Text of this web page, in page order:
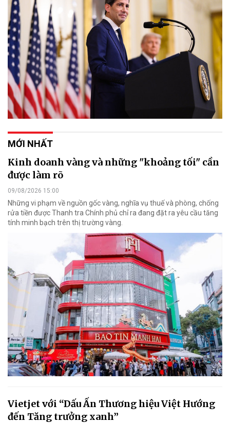
MỚI NHẤT
Kinh doanh vàng và những "khoảng tối" cần
được làm rõ
09/08/2026 15:00
Những vi phạm về nguồn gốc vàng, nghĩa vụ thuế và phòng, chống
rửa tiền được Thanh tra Chính phủ chỉ ra đang đặt ra yêu cầu tăng
tính minh bạch trên thị trường vàng.
Vietjet với “Dấu Ấn Thương hiệu Việt Hướng
đến Tăng trưởng xanh”